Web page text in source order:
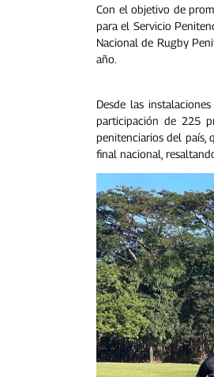
Con el objetivo de
para el Servicio
Nacional de Rugby
año.
Desde las
participación de 225
penitenciarios del país,
final nacional,